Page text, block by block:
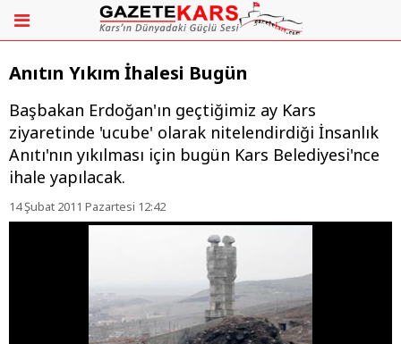
Anıtın Yıkım İhalesi Bugün
Başbakan Erdoğan'ın geçtiğimiz ay Kars
ziyaretinde 'ucube' olarak nitelendirdiği İnsanlık
Anıtı'nın yıkılması için bugün Kars Belediyesi'nce
ihale yapılacak.
14 Şubat 2011 Pazartesi 12:42